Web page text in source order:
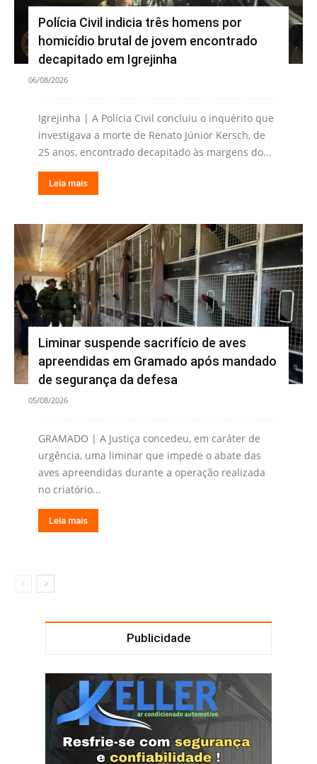
Polícia Civil indicia três homens por
homicídio brutal de jovem encontrado
decapitado em Igrejinha
06/08/2026
Igrejinha | A Polícia Civil concluiu o inquérito que
investigava a morte de Renato Júnior Kersch, de
25 anos, encontrado decapitado às margens do...
Leia mais
Liminar suspende sacrifício de aves
apreendidas em Gramado após mandado
de segurança da defesa
05/08/2026
GRAMADO | A Justiça concedeu, em caráter de
urgência, uma liminar que impede o abate das
aves apreendidas durante a operação realizada
no criatório...
Leia mais
Publicidade